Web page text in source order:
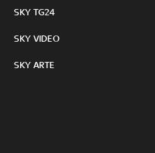
SKY TG24
SKY VIDEO
SKY ARTE